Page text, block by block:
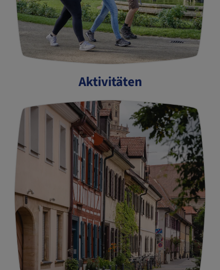
Aktivitäten